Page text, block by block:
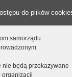
do plików
samorządu
będą przekazywane
organizacji